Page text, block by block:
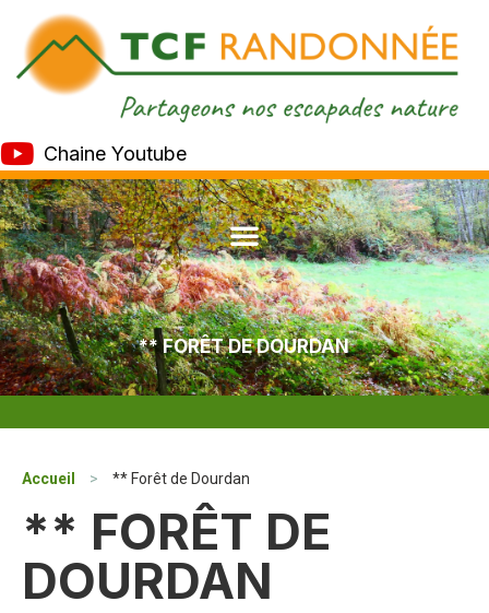
Chaine Youtube
** FORÊT DE DOURDAN
Accueil > ** Forêt de Dourdan
** FORÊT DE
DOURDAN